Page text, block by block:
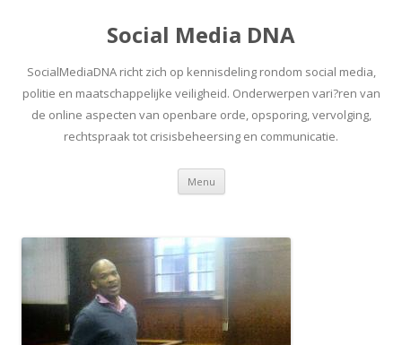
Social Media DNA
SocialMediaDNA richt zich op kennisdeling rondom social media,
politie en maatschappelijke veiligheid. Onderwerpen vari?ren van
de online aspecten van openbare orde, opsporing, vervolging,
rechtspraak tot crisisbeheersing en communicatie.
Menu Spring
inhoud